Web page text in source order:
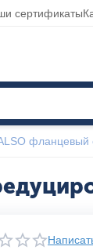
сертификаты
фланцевый